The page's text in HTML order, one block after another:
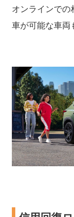
オンラインでの
車が可能な車両